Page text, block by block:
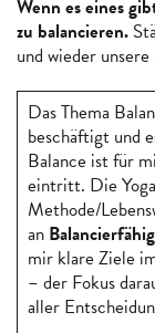
Wenn es eines
zu balancieren.
und wieder
Das Thema
beschäftigt und
Balance ist für
eintritt. Die
Methode/
an
mir klare Ziele
– der Fokus
aller